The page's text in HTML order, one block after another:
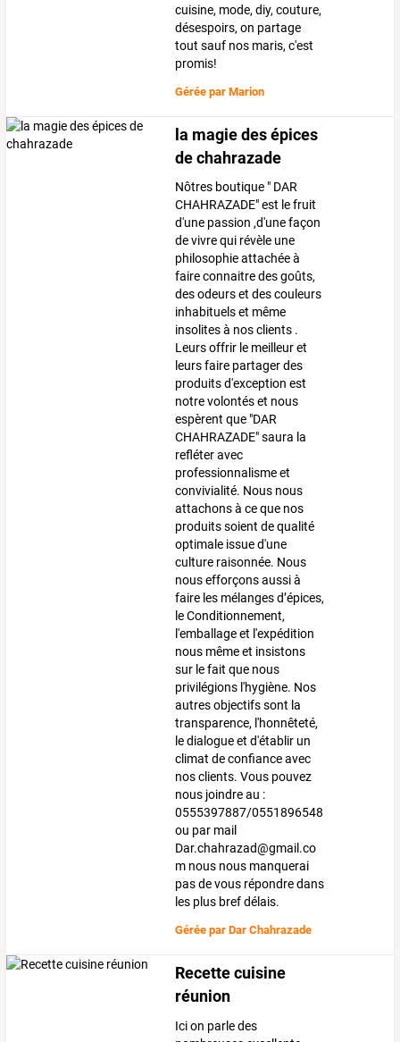
cuisine, mode, diy, couture,
désespoirs, on partage
tout sauf nos maris, c'est
promis!
Gérée parMarion
la magie des épices
de chahrazade
Nôtres boutique " DAR
CHAHRAZADE" est le fruit
d'une passion ,d'une façon
de vivre qui révèle une
philosophie attachée à
faire connaitre des goûts,
des odeurs et des couleurs
inhabituels et même
insolites à nos clients .
Leurs offrir le meilleur et
leurs faire partager des
produits d'exception est
notre volontés et nous
espèrent que "DAR
CHAHRAZADE" saura la
refléter avec
professionnalisme et
convivialité. Nous nous
attachons à ce que nos
produits soient de qualité
optimale issue d'une
culture raisonnée. Nous
nous efforçons aussi à
faire les mélanges d’épices,
le Conditionnement,
l'emballage et l'expédition
nous même et insistons
sur le fait que nous
privilégions l'hygiène. Nos
autres objectifs sont la
transparence, l'honnêteté,
le dialogue et d'établir un
climat de confiance avec
nos clients. Vous pouvez
nous joindre au :
0555397887/0551896548
ou par mail
Dar.chahrazad@gmail.co
m nous nous manquerai
pas de vous répondre dans
les plus bref délais.
Gérée parDar Chahrazade
Recette cuisine
réunion
Ici on parle des